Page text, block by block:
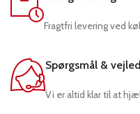
Fragtfri levering ved
Spørgsmål &
Vi er altid klar til at